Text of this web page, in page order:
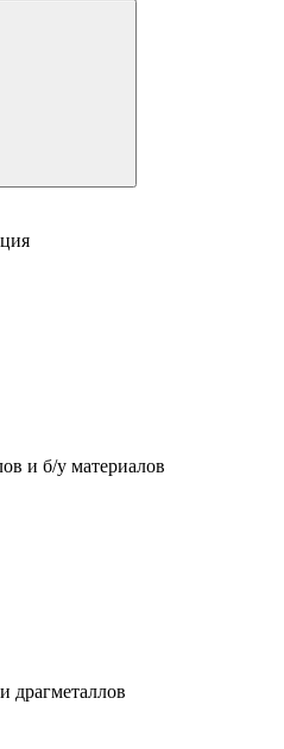
и б/у материалов
драгметаллов